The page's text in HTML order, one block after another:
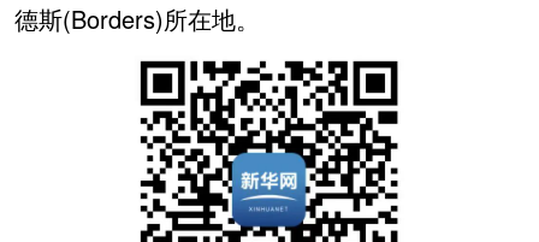
德斯(Borders)所在地。